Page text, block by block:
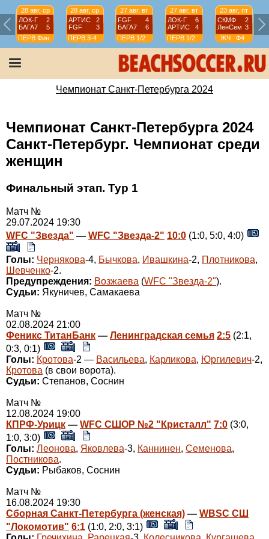
28 авг, ср
ЛОК-Г
2
БАГА7
5
ПЕРВ Фин
28 авг, ср
АРТИС
2
FGF
3
ПЕРВ 3-4
27 авг, вт
FGF
4
БАГА7
6
ПЕРВ 1/2
27 авг, вт
ЛОК-Г
6
АРТИС
4
ПЕРВ 1/2
23 авг, пт
СКМФ
2
ЛенСем 3
ЖЧ
Ф4
Чемпионат Санкт-Петербурга 2024
Чемпионат Санкт-Петербурга 2024
Санкт-Петербург. Чемпионат среди
женщин
Финальный этап. Тур 1
Матч №
29.07.2024 19:30
WFC "Звезда" — WFC "Звезда-2" 10:0 (1:0, 5:0, 4:0)
Голы: Чернякова-4, Бычкова, Ивашкина-2, Плотникова,
Шевченко-2.
Предупреждения: Возжаева (WFC "Звезда-2").
Судьи: Якуничев, Самакаева
Матч №
02.08.2024 21:00
Феникс ТитанБанк — Ленинградская семья 2:5 (2:1,
0:3, 0:1)
Голы: Кротова-2 — Васильева, Карликова, Юргилевич-2,
Кротова (в свои ворота).
Судьи: Степанов, Соснин
Матч №
12.08.2024 19:00
КПРФ-Урицк — WFC СШОР №2 "Кристалл" 7:0 (3:0,
1:0, 3:0)
Голы: Леонова, Яковлева-3, Каннинен, Семенова,
Постникова.
Судьи: Рыбаков, Соснин
Матч №
16.08.2024 19:30
Сборная Санкт-Петербурга (женская) — WBSC СШ
"Локомотив" 6:1 (1:0, 2:0, 3:1)